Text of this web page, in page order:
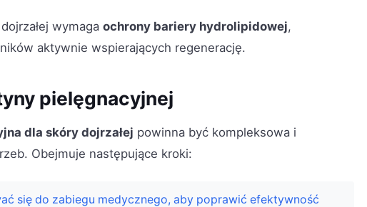
wymaga ochrony bariery hydrolipidowej,
aktywnie wspierających regenerację.
pielęgnacyjnej
dla skóry dojrzałej powinna być kompleksowa i
Obejmuje następujące kroki:
się do zabiegu medycznego, aby poprawić efektywność